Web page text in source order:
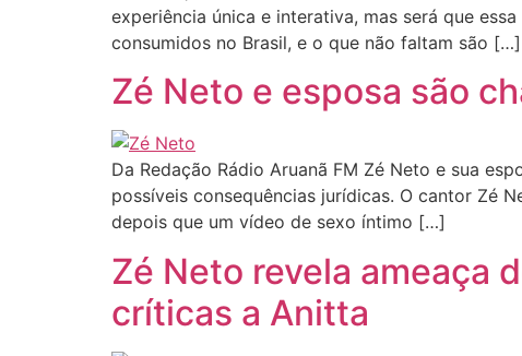
experiência única e interativa, mas será que
consumidos no Brasil, e o que não faltam são […]
Zé Neto e esposa são
Da Redação Rádio Aruanã FM Zé Neto e sua
possíveis consequências jurídicas. O cantor Zé
depois que um vídeo de sexo íntimo […]
Zé Neto revela ameaça
críticas a Anitta